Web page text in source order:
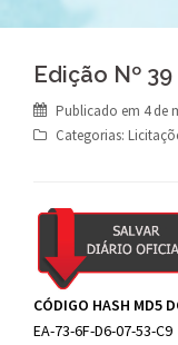
Edição Nº 39
Publicado em 4 de
Categorias:
CÓDIGO HASH MD5
EA-73-6F-D6-07-53-C9